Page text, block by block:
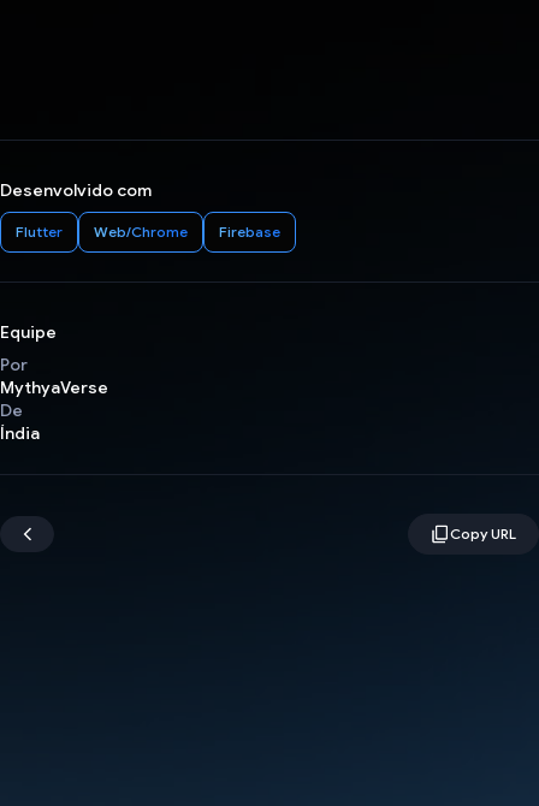
Desenvolvido com
Flutter Web/Chrome Firebase
Equipe
Por
MythyaVerse
De
Índia